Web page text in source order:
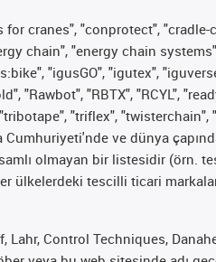
cranes", "conprotect",
chain", "energy chain
"igusGO", "igutex",
"RBTX", "RCYL",
"triflex",
ve dünya
olmayan bir listesidir
ülkelerdeki tescilli ticari
Control Techniques,